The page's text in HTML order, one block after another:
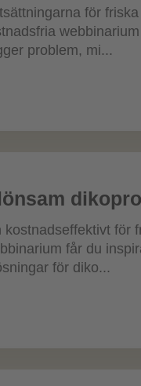
för
problem, mi...
för
får du
för diko...